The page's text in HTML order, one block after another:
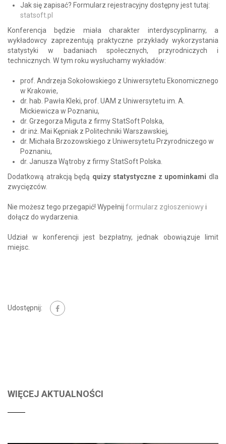
Jak się zapisać? Formularz rejestracyjny dostępny jest tutaj:
statsoft.pl
Konferencja będzie miała charakter interdyscyplinarny, a
wykładowcy zaprezentują praktyczne przykłady wykorzystania
statystyki w badaniach społecznych, przyrodniczych i
technicznych. W tym roku wysłuchamy wykładów:
prof. Andrzeja Sokołowskiego z Uniwersytetu Ekonomicznego
w Krakowie,
dr. hab. Pawła Kleki, prof. UAM z Uniwersytetu im. A.
Mickiewicza w Poznaniu,
dr. Grzegorza Miguta z firmy StatSoft Polska,
dr inż. Mai Kępniak z Politechniki Warszawskiej,
dr. Michała Brzozowskiego z Uniwersytetu Przyrodniczego w
Poznaniu,
dr. Janusza Wątroby z firmy StatSoft Polska.
Dodatkową atrakcją będą quizy statystyczne z upominkami dla
zwycięzców.
Nie możesz tego przegapić! Wypełnij formularz zgłoszeniowyi
dołącz do wydarzenia.
Udział w konferencji jest bezpłatny, jednak obowiązuje limit
miejsc.
Udostępnij:
WIĘCEJ AKTUALNOŚCI